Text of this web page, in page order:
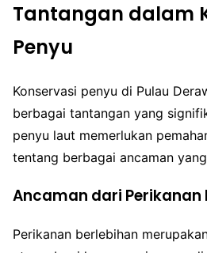
Tantangan dalam
Penyu
Konservasi penyu di Pulau
berbagai tantangan yang
penyu laut memerlukan
tentang berbagai ancaman
Ancaman dari Perikanan
Perikanan berlebihan